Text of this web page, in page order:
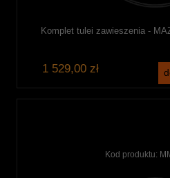
Komplet tulei zawieszenia -
1 529,00 zł
Kod produktu: